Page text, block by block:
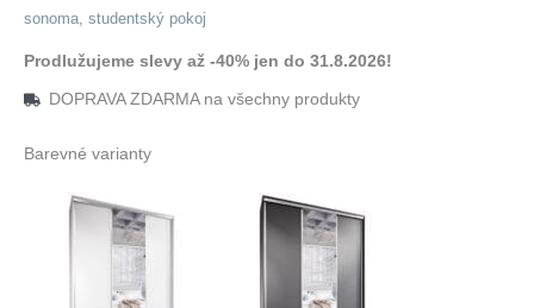
sonoma, studentský pokoj
Prodlužujeme slevy až -40% jen do 31.8.2026!
DOPRAVA ZDARMA na všechny produkty
Barevné varianty